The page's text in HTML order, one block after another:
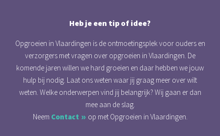
Heb je een tip of idee?
Opgroeien in Vlaardingen is de ontmoetingsplek voor ouders en
verzorgers met vragen over opgroeien in Vlaardingen. De
komende jaren willen we hard groeien en daar hebben we jouw
hulp bij nodig. Laat ons weten waar jij graag meer over wilt
weten. Welke onderwerpen vind jij belangrijk? Wij gaan er dan
mee aan de slag.
Neem Contact op met Opgroeien in Vlaardingen.